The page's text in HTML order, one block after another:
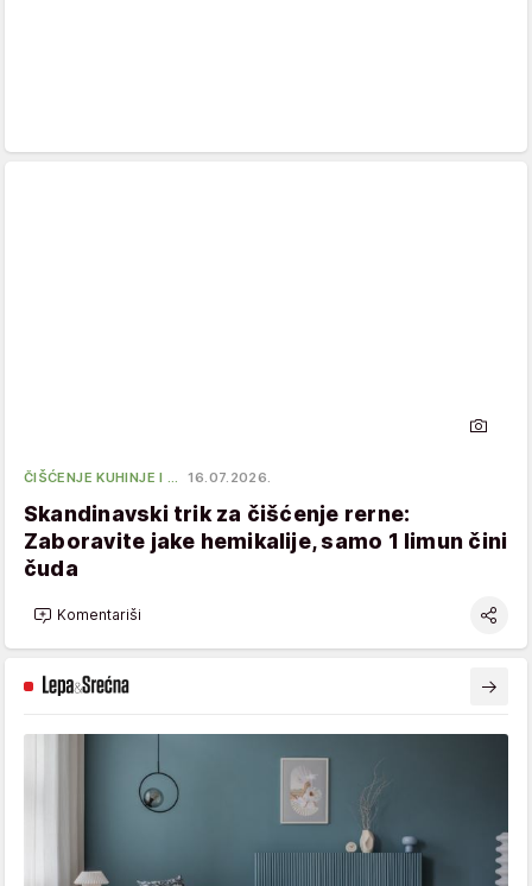
ČIŠĆENJE KUHINJE I … 16.07.2026.
Skandinavski trik za čišćenje rerne:
Zaboravite jake hemikalije, samo 1 limun čini
čuda
Komentariši